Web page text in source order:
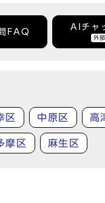
FAQ
AIチャ
外
区 中原区 高
摩区 麻生区